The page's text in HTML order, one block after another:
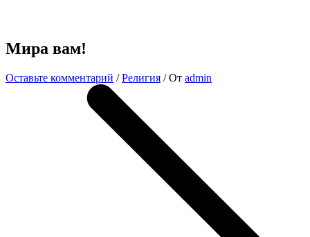
Мира вам!
Оставьте комментарий /Религия / От admin